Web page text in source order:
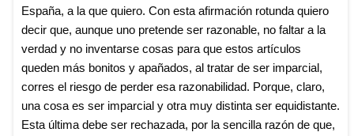
España, a la que quiero. Con esta afirmación rotunda quiero
decir que, aunque uno pretende ser razonable, no faltar a la
verdad y no inventarse cosas para que estos artículos
queden más bonitos y apañados, al tratar de ser imparcial,
corres el riesgo de perder esa razonabilidad. Porque, claro,
una cosa es ser imparcial y otra muy distinta ser equidistante.
Esta última debe ser rechazada, por la sencilla razón de que,